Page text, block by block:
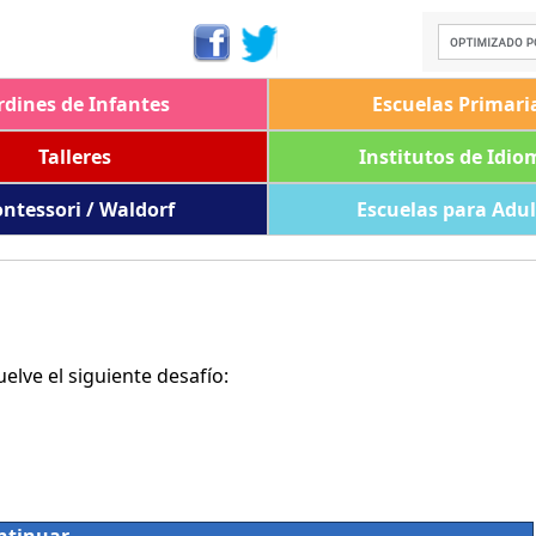
de Infantes Escuelas
Talleres
Institutos de
/ Waldorf
Escuelas para
el siguiente desafío: